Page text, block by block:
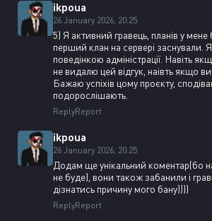
ikpoua
26 January 2026, 20:25
5) Я активний гравець, планів у мене
перший клан на сервері заснували.
поведінкою адміністрації. Навіть
не видалю цей відгук, наівть якщо
Бажаю успіхів цому проєкту,
подорослішають.
ReplyReport
ikpoua
26 January 2026, 20:25
Додам ще унікальний коментар(бо
не буде), вони також забанили і
дізнатись причину мого бану))))
ReplyReport